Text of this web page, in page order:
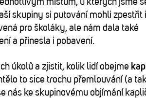
místům, u kterých jsme
skupiny si putování mohli zpestřit i
pro školáky, ale nám dala také
a přinesla i pobavení.
úkolů a zjistit, kolik lidí obejme
to sice trochu přemlouvání (a
nás ke skupinovému objímání